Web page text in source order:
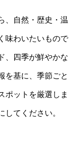
、自然・歴史・温
味わいたいもので
、四季が鮮やかな
を基に、季節ごと
ポットを厳選しま
してください。